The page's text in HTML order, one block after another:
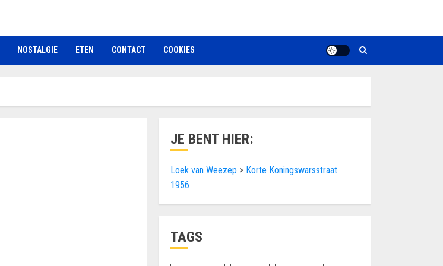
NOSTALGIE ETEN CONTACT COOKIES
JE BENT HIER:
Loek van Weezep > Korte Koningswarsstraat
1956
TAGS